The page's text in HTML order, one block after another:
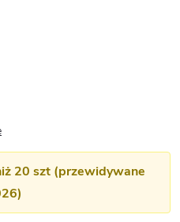
20 szt (przewidywane